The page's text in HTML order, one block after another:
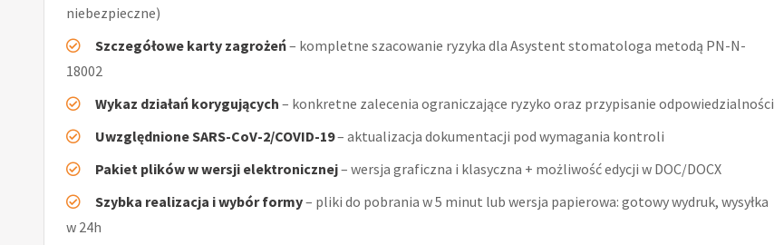
niebezpieczne)
Szczegółowe karty zagrożeń– kompletne szacowanie ryzyka dla Asystent stomatologa metodą PN-N-
18002
Wykaz działań korygujących – konkretne zalecenia ograniczające ryzyko oraz przypisanie odpowiedzialności
Uwzględnione SARS-CoV-2/COVID-19– aktualizacja dokumentacji pod wymagania kontroli
Pakiet plików w wersji elektronicznej– wersja graficzna i klasyczna + możliwość edycji w DOC/DOCX
Szybka realizacja i wybór formy– pliki do pobrania w 5 minut lub wersja papierowa: gotowy wydruk, wysyłka
w 24h